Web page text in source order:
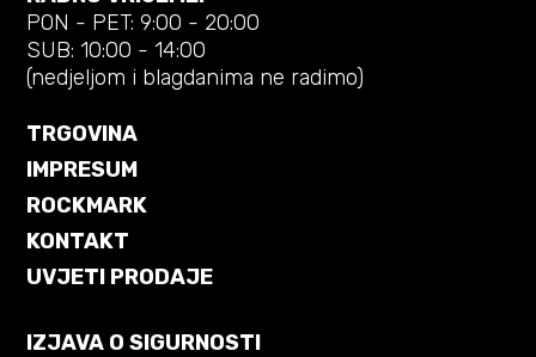
PON - PET: 9:00 - 20:00
SUB: 10:00 - 14:00
(nedjeljom i blagdanima ne radimo)
TRGOVINA
IMPRESUM
ROCKMARK
KONTAKT
UVJETI PRODAJE
IZJAVA O SIGURNOSTI